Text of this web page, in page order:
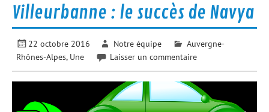
Villeurbanne : le succès de Navya
22 octobre 2016 Notre équipe
Auvergne-
Rhônes-Alpes, Une Laisser un commentaire